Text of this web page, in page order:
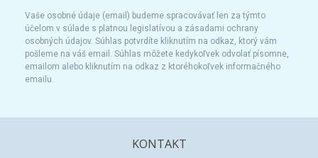
Vaše osobné údaje (email) budeme spracovávať len za týmto
účelom v súlade s platnou legislatívou a zásadami ochrany
osobných údajov. Súhlas potvrdíte kliknutím na odkaz, ktorý vám
pošleme na váš email. Súhlas môžete kedykoľvek odvolať písomne,
emailom alebo kliknutím na odkaz z ktoréhokoľvek informačného
emailu.
KONTAKT